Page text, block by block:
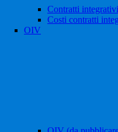
Contratti integrativi
Costi contratti
OIV